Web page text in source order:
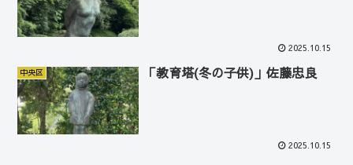
2025.10.15
中央区 「教育塔(冬の子供)」佐藤忠良
2025.10.15